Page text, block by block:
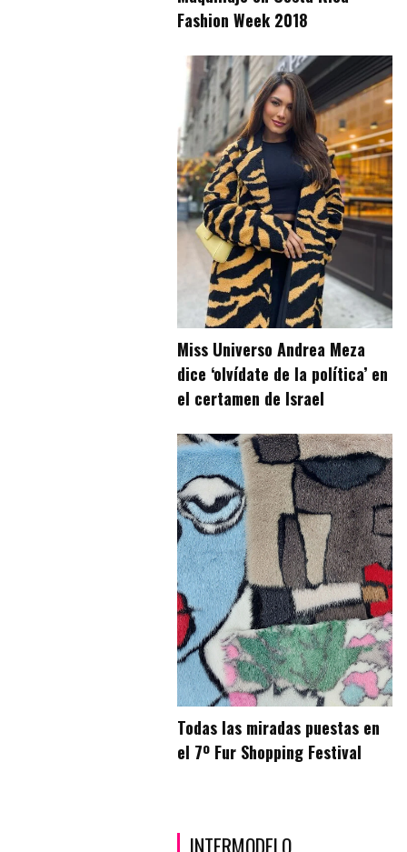
Fashion Week 2018
Miss Universo Andrea Meza
dice ‘olvídate de la política’ en
el certamen de Israel
Todas las miradas puestas en
el 7º Fur Shopping Festival
INTERMODELO